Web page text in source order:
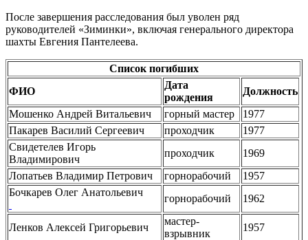
После завершения расследования был уволен ряд
руководителей «Зиминки», включая генерального директора
шахты Евгения Пантелеева.
Список погибших
ФИО
Дата
рождения
Должность
Мошенко Андрей Витальевич
горный мастер
1977
Пакарев Василий Сергеевич
проходчик
1977
Свидетелев Игорь
Владимирович
проходчик
1969
Лопатьев Владимир Петрович
горнорабочий
1957
Бочкарев Олег Анатольевич
горнорабочий 1962
Ленков Алексей Григорьевич
мастер-
взрывник
1957